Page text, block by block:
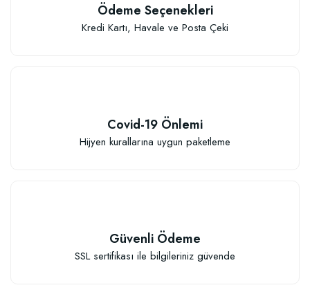
Ödeme Seçenekleri
Kredi Kartı, Havale ve Posta Çeki
Covid-19 Önlemi
Hijyen kurallarına uygun paketleme
Güvenli Ödeme
SSL sertifikası ile bilgileriniz güvende